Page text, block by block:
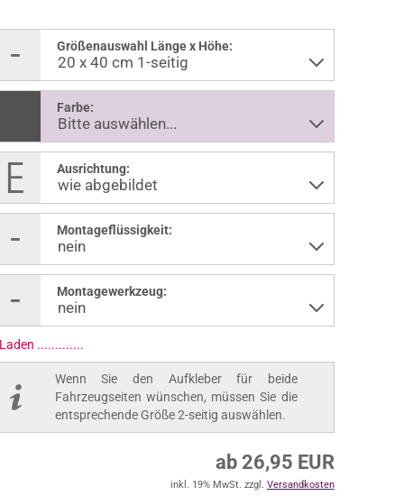
Größenauswahl Länge x Höhe:
Farbe:
Ausrichtung:
Montageflüssigkeit:
Montagewerkzeug:
..............
Wenn Sie den Aufkleber für beide
Fahrzeugseiten wünschen, müssen Sie die
entsprechende Größe 2-seitig auswählen.
ab 26,95 EUR
inkl. 19% MwSt. zzgl. Versandkosten